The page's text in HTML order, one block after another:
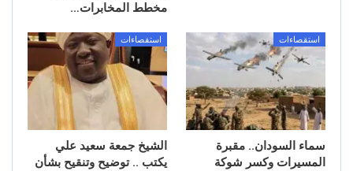
مخطط المخابرات…
استقصاءات
سماء السودان.. مقبرة
المسيرات وكسر شوكة
استقصاءات
الشيخ جمعة سعيد علي
يكتب .. توضيح وتنقيح بشأن